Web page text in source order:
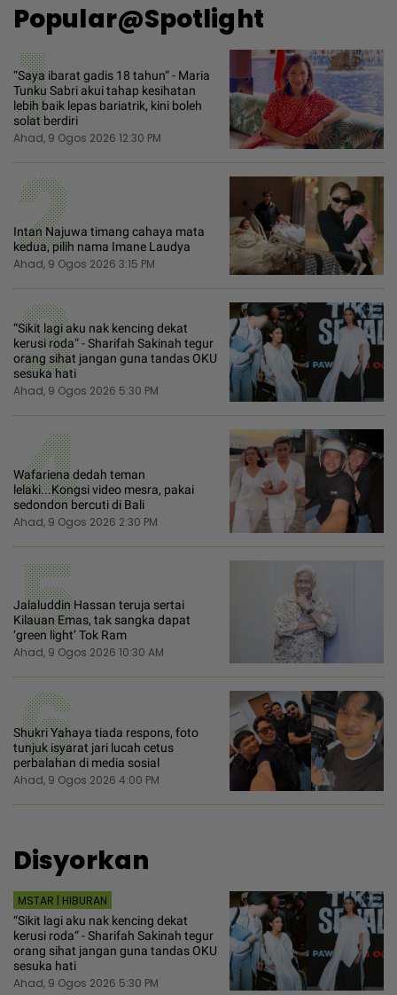
Popular@Spotlight
1
“Saya ibarat gadis 18 tahun“ - Maria
Tunku Sabri akui tahap kesihatan
lebih baik lepas bariatrik, kini boleh
solat berdiri
Ahad, 9 Ogos 2026 12:30 PM
2
Intan Najuwa timang cahaya mata
kedua, pilih nama Imane Laudya
Ahad, 9 Ogos 2026 3:15 PM
3
“Sikit lagi aku nak kencing dekat
kerusi roda“ - Sharifah Sakinah tegur
orang sihat jangan guna tandas OKU
sesuka hati
Ahad, 9 Ogos 2026 5:30 PM
4
Wafariena dedah teman
lelaki...Kongsi video mesra, pakai
sedondon bercuti di Bali
Ahad, 9 Ogos 2026 2:30 PM
5
Jalaluddin Hassan teruja sertai
Kilauan Emas, tak sangka dapat
‘green light’ Tok Ram
Ahad, 9 Ogos 2026 10:30 AM
6
Shukri Yahaya tiada respons, foto
tunjuk isyarat jari lucah cetus
perbalahan di media sosial
Ahad, 9 Ogos 2026 4:00 PM
Disyorkan
MSTAR | HIBURAN
“Sikit lagi aku nak kencing dekat
kerusi roda“ - Sharifah Sakinah tegur
orang sihat jangan guna tandas OKU
sesuka hati
Ahad, 9 Ogos 2026 5:30 PM